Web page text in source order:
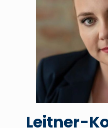
Leitner-